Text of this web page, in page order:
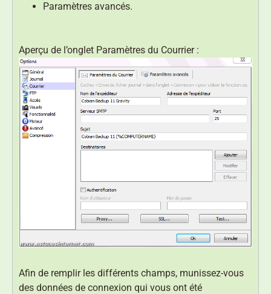
Paramètres avancés.
Aperçu de l’onglet Paramètres du Courrier :
Afin de remplir les différents champs, munissez-vous
des données de connexion qui vous ont été